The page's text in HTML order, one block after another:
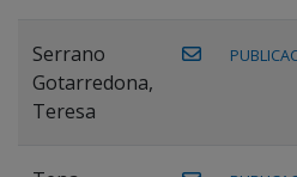
Serrano
Gotarredona,
Teresa